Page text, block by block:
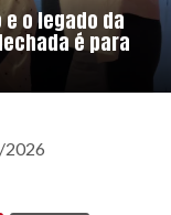
o legado da
é para